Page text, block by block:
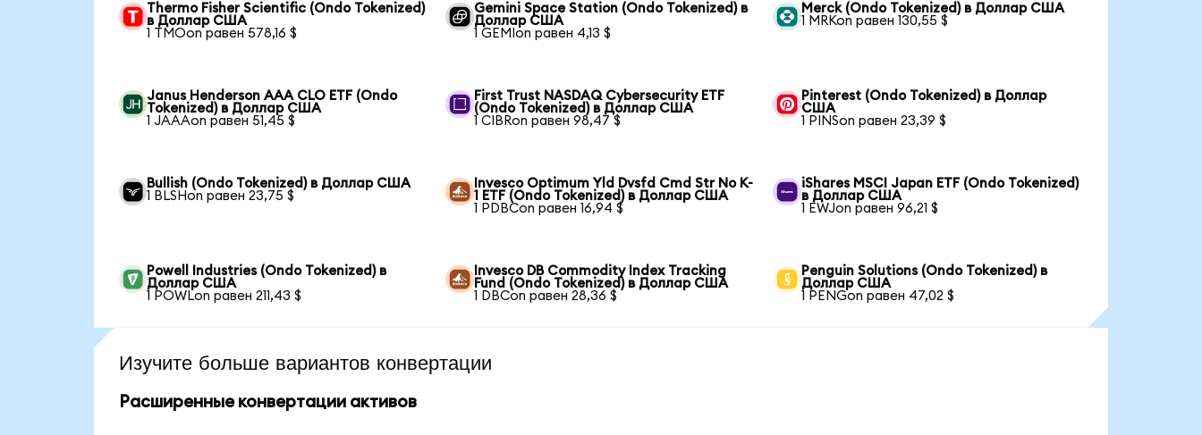
Thermo Fisher Scientific (Ondo Tokenized)
в Доллар США
1 TMOon равен 578,16 $
Gemini Space Station (Ondo Tokenized) в
Доллар США
1 GEMIon равен 4,13 $
Merck (Ondo Tokenized) в Доллар США
1 MRKon равен 130,55 $
Janus Henderson AAA CLO ETF (Ondo
Tokenized) в Доллар США
1 JAAAon равен 51,45 $
First Trust NASDAQ Cybersecurity ETF
(Ondo Tokenized) в Доллар США
1 CIBRon равен 98,47 $
Pinterest (Ondo Tokenized) в Доллар
США
1 PINSon равен 23,39 $
Bullish (Ondo Tokenized) в Доллар США
1 BLSHon равен 23,75 $
Invesco Optimum Yld Dvsfd Cmd Str No K-
1 ETF (Ondo Tokenized) в Доллар США
1 PDBCon равен 16,94 $
iShares MSCI Japan ETF (Ondo Tokenized)
в Доллар США
1 EWJon равен 96,21 $
Powell Industries (Ondo Tokenized) в
Доллар США
1 POWLon равен 211,43 $
Invesco DB Commodity Index Tracking
Fund (Ondo Tokenized) в Доллар США
1 DBCon равен 28,36 $
Penguin Solutions (Ondo Tokenized) в
Доллар США
1 PENGon равен 47,02 $
Изучите больше вариантов конвертации
Расширенные конвертации активов